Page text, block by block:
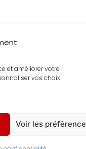
et améliorer votre
vos choix.
Voir les